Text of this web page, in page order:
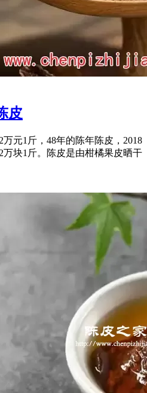
皮
元1斤，48年的陈年陈皮，2018
万块1斤。陈皮是由柑橘果皮晒干